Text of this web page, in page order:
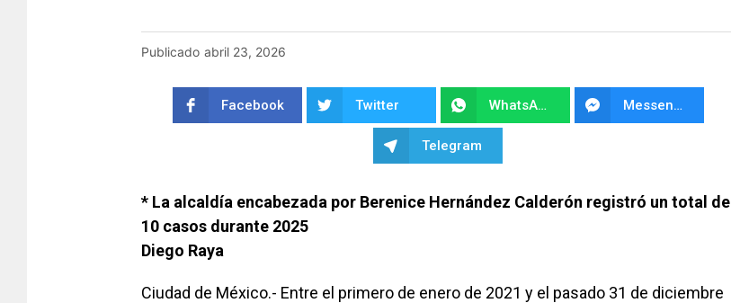
Publicado abril 23, 2026
Facebook Twitter WhatsApp Messenger
Telegram
* La alcaldía encabezada por Berenice Hernández Calderón registró un total de
10 casos durante 2025
Diego Raya
Ciudad de México.- Entre el primero de enero de 2021 y el pasado 31 de diciembre